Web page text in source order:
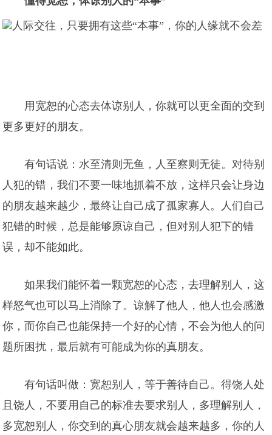
用宽恕的心态去体谅别人，你就可以更全面的交到
更多更好的朋友。
有句话说：水至清则无鱼，人至察则无徒。对待别
人犯的错，我们不要一味地抓着不放，这样只会让身边
的朋友越来越少，最终让自己成了孤家寡人。人们自己
犯错的时候，总是能够原谅自己，但对别人犯下的错
误，却不能如此。
如果我们能怀着一颗宽恕的心态，去理解别人，这
样怒气也可以马上消除了。谅解了他人，他人也会感激
你，而你自己也能保持一个好的心情，不会为他人的问
题所困扰，最后就有可能成为你的真朋友。
有句话叫做：宽恕别人，等于善待自己。得饶人处
且饶人，不要用自己的标准去要求别人，多理解别人，
多宽恕别人，你交到的真心朋友就会越来越多，你的人